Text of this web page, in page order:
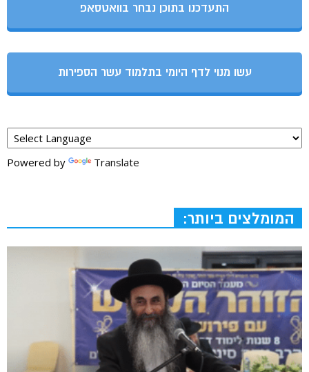
התעדכנו בתוכן נבחר בוואטסאפ
עשו מנוי לדף היומי בתלמוד עשר הספירות
Powered by Translate
המומלצים ביותר: